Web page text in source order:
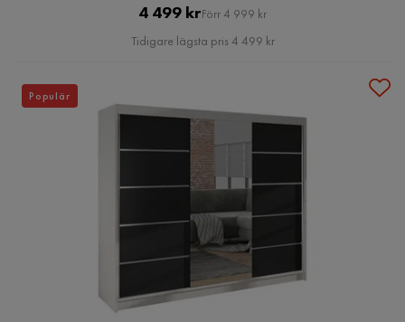
Pris
4 499 krOriginal
Pris
Förr 4 999 kr
Tidigare lägsta pris 4 499 kr
Populär